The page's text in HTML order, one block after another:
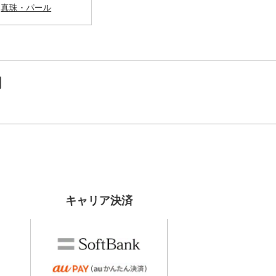
真珠・パール
キャリア決済